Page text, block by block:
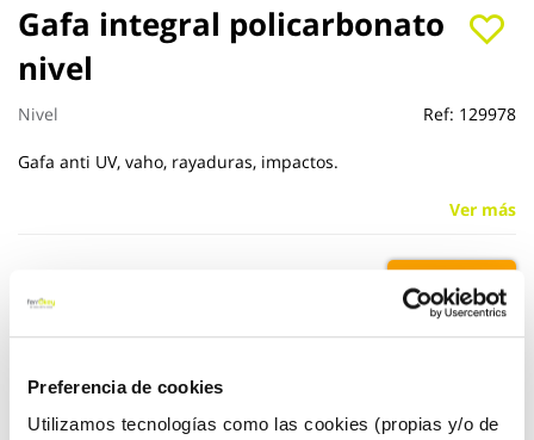
Preferencia de cookies
Utilizamos tecnologías como las cookies (propias y/o de
Gafa integral policarbonato
nivel
Nivel Ref: 129978
Gafa anti UV, vaho, rayaduras, impactos.
Ver más
3,61 €
Saltar
al
comienzo
de
la
de